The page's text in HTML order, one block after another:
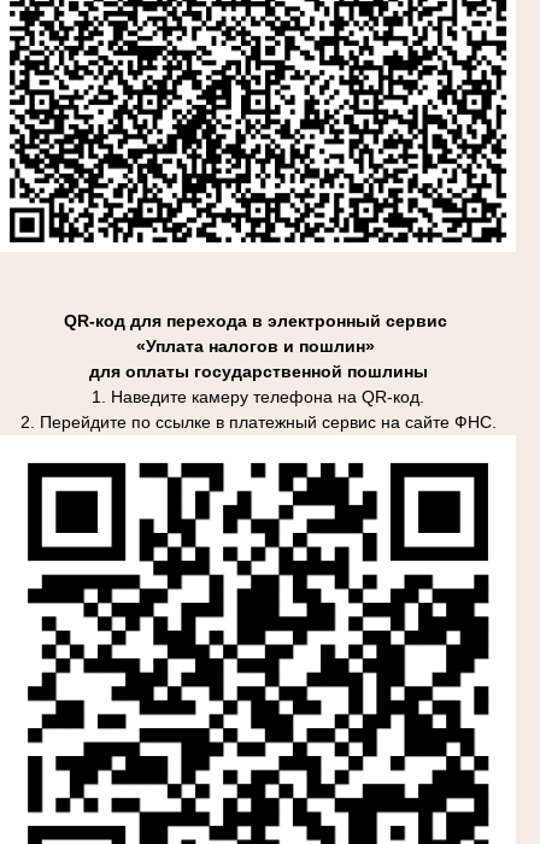
QR-код для перехода в электронный сервис
«Уплата налогов и пошлин»
для оплаты государственной пошлины
1. Наведите камеру телефона на QR-код.
2. Перейдите по ссылке в платежный сервис на сайте ФНС.